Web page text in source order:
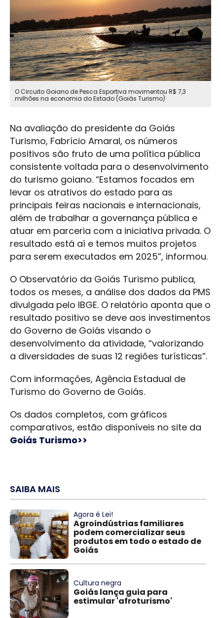
O Circuito Goiano de Pesca Esportiva movimentou R$ 7,3
milhões na economia do Estado (Goiás Turismo)
Na avaliação do presidente da Goiás
Turismo, Fabrício Amaral, os números
positivos são fruto de uma política pública
consistente voltada para o desenvolvimento
do turismo goiano. “Estamos focados em
levar os atrativos do estado para as
principais feiras nacionais e internacionais,
além de trabalhar a governança pública e
atuar em parceria com a iniciativa privada. O
resultado está aí e temos muitos projetos
para serem executados em 2025”, informou.
O Observatório da Goiás Turismo publica,
todos os meses, a análise dos dados da PMS
divulgada pelo IBGE. O relatório aponta que o
resultado positivo se deve aos investimentos
do Governo de Goiás visando o
desenvolvimento da atividade, “valorizando
a diversidades de suas 12 regiões turísticas”.
Com informações, Agência Estadual de
Turismo do Governo de Goiás.
Os dados completos, com gráficos
comparativos, estão disponíveis no site da
Goiás Turismo>>
SAIBA MAIS
Agora é Lei!
Agroindústrias familiares
podem comercializar seus
produtos em todo o estado de
Goiás
Cultura negra
Goiás lança guia para
estimular 'afroturismo'